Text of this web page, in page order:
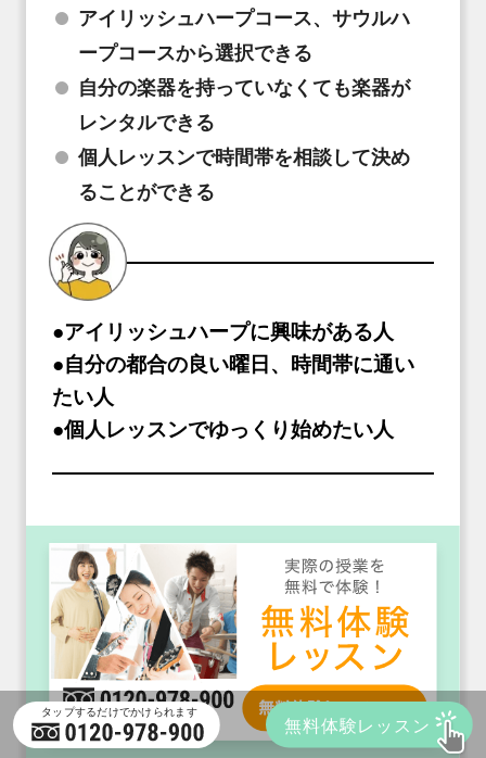
アイリッシュハープコース、サウルハ
ープコースから選択できる
自分の楽器を持っていなくても楽器が
レンタルできる
個人レッスンで時間帯を相談して決め
ることができる
●アイリッシュハープに興味がある人
●自分の都合の良い曜日、時間帯に通い
たい人
●個人レッスンでゆっくり始めたい人